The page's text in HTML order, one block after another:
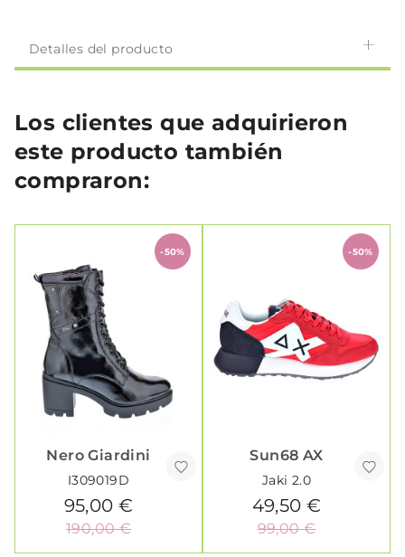
Detalles del producto
Los clientes que adquirieron
este producto también
compraron:
-50%
Nero Giardini
I309019D
95,00 €
190,00 €
-50%
Sun68 AX
Jaki 2.0
49,50 €
99,00 €